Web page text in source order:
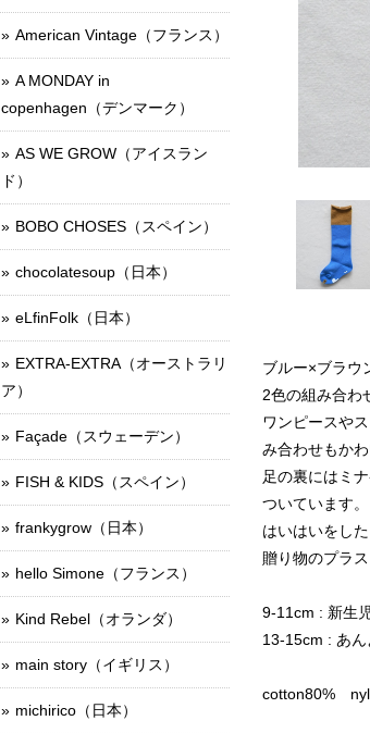
ブルー×ブラウ
2色の組み合わ
ワンピースや
み合わせもかわ
足の裏にはミ
ついています。
はいはいをし
贈り物のプラ
9-11cm : 新生
13-15cm : あ
cotton80%
American Vintage（フランス）
A MONDAY in
copenhagen（デンマーク）
AS WE GROW（アイスラン
ド）
BOBO CHOSES（スペイン）
chocolatesoup（日本）
eLfinFolk（日本）
EXTRA-EXTRA（オーストラリ
ア）
Façade（スウェーデン）
FISH & KIDS（スペイン）
frankygrow（日本）
hello Simone（フランス）
Kind Rebel（オランダ）
main story（イギリス）
michirico（日本）